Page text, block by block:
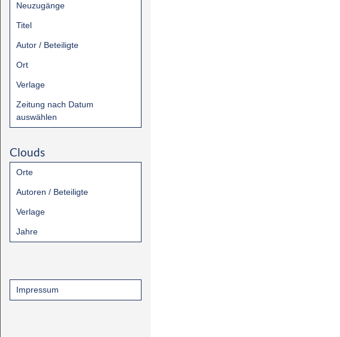
Neuzugänge
Titel
Autor / Beteiligte
Ort
Verlage
Zeitung nach Datum
auswählen
Clouds
Orte
Autoren / Beteiligte
Verlage
Jahre
Impressum